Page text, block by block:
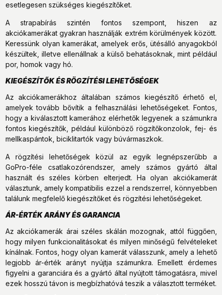
esetlegesen szükséges kiegészítőket.
A strapabírás szintén fontos szempont, hiszen az
akciókamerákat gyakran használják extrém körülmények között.
Keressünk olyan kamerákat, amelyek erős, ütésálló anyagokból
készültek, illetve ellenállnak a külső behatásoknak, mint például
por, homok vagy hó.
KIEGÉSZÍTŐK ÉS RÖGZÍTÉSI LEHETŐSÉGEK
Az akciókamerákhoz általában számos kiegészítő érhető el,
amelyek tovább bővítik a felhasználási lehetőségeket. Fontos,
hogy a kiválasztott kamerához elérhetők legyenek a számunkra
fontos kiegészítők, például különböző rögzítőkonzolok, fej- és
mellkaspántok, biciklitartók vagy búvármaszkok.
A rögzítési lehetőségek közül az egyik legnépszerűbb a
GoPro-féle csatlakozórendszer, amely számos gyártó által
használt és széles körben elterjedt. Ha olyan akciókamerát
választunk, amely kompatibilis ezzel a rendszerrel, könnyebben
találunk megfelelő kiegészítőket és rögzítési lehetőségeket.
ÁR-ÉRTÉK ARÁNY ÉS GARANCIA
Az akciókamerák árai széles skálán mozognak, attól függően,
hogy milyen funkcionalitásokat és milyen minőségű felvételeket
kínálnak. Fontos, hogy olyan kamerát válasszunk, amely a lehető
legjobb ár-érték arányt nyújtja számunkra. Emellett érdemes
figyelni a garanciára és a gyártó által nyújtott támogatásra, mivel
ezek hosszú távon is megbízhatóvá teszik a választott terméket.